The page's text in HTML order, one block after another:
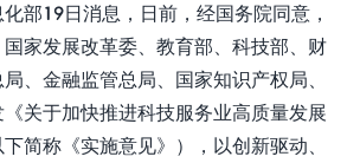
部19日消息，日前，经国务院同意，
家发展改革委、教育部、科技部、财
、金融监管总局、国家知识产权局、
关于加快推进科技服务业高质量发展
简称《实施意见》），以创新驱动、